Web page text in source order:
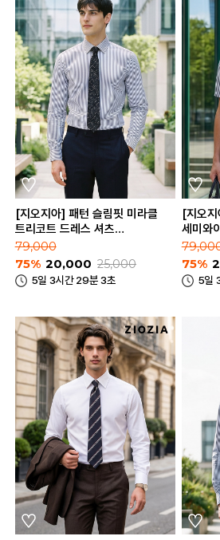
[지오지아] 패턴 슬림핏 미라클
트리코트 드레스 셔츠
(AEE5WD1103_B)
79,000
75% 20,000 25,000
5일 3시간 29분 3초
[지오
세미와
75%
5일